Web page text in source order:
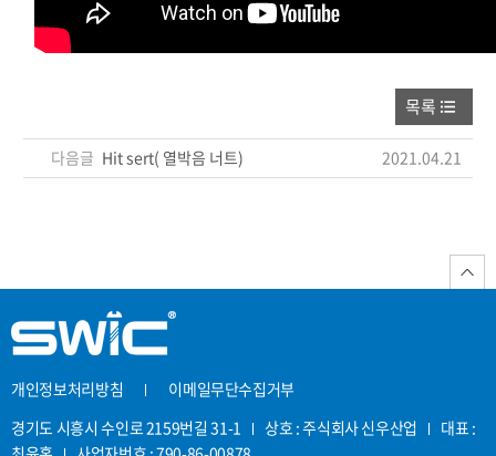
목록
다음글 Hit sert( 열박음 너트) 2021.04.21
경기도 시흥시 수인로 2159번길 31-1 상호 : 주식회사 신우산업
대표 :
개인정보처리방침 이메일무단수집거부